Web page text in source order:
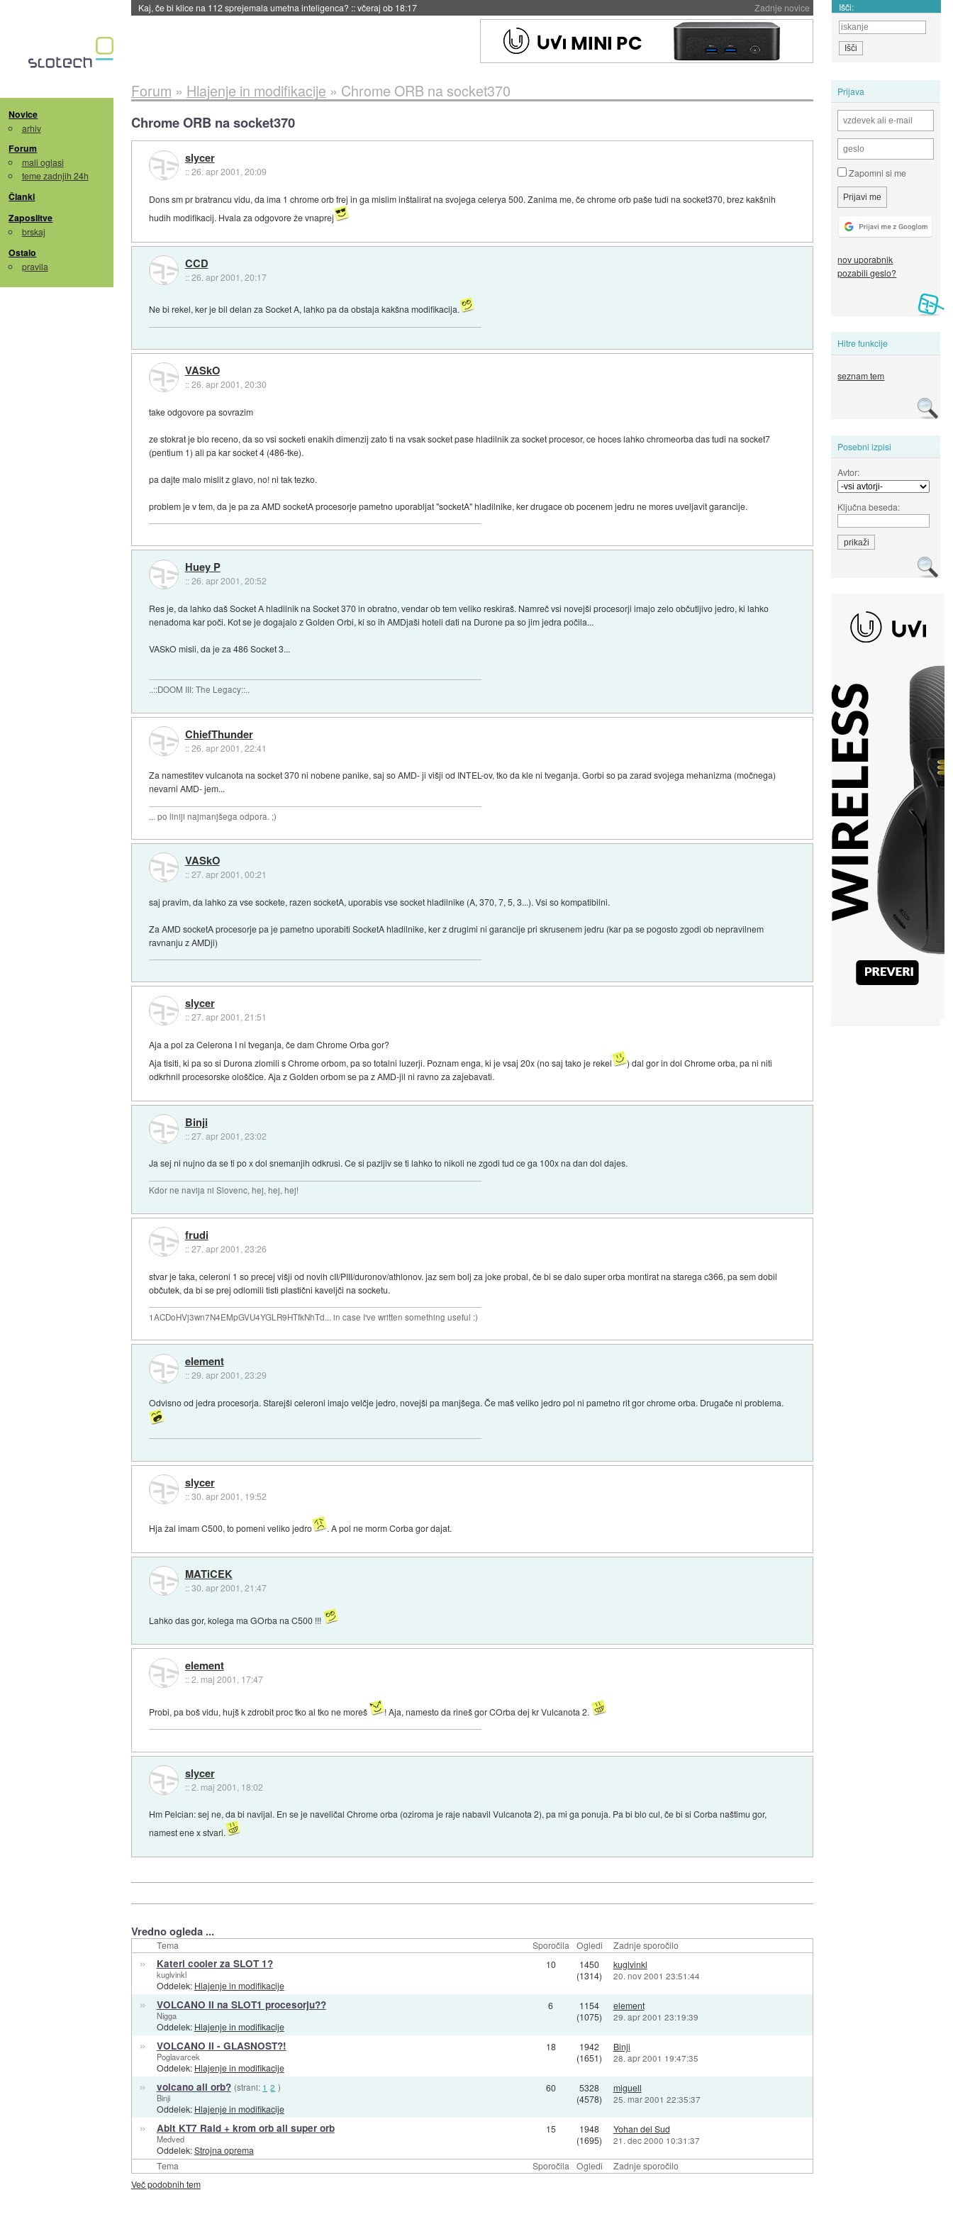
Zadnje novice
Kaj, če bi klice na 112 sprejemala umetna inteligenca? ::včeraj ob 18:17 Išči:
Novice
arhiv
Forum
mali oglasi
teme zadnjih 24h
Članki
Zaposlitve
brskaj
Ostalo
pravila
Prijava
Zapomni si me
nov uporabnik
pozabili geslo?
Hitre funkcije
seznam tem
Posebni izpisi
Avtor:
Ključna beseda:
Forum » Hlajenje in modifikacije » Chrome ORB na socket370
Chrome ORB na socket370
slycer
::26. apr 2001, 20:09
Dons sm pr bratrancu vidu, da ima 1 chrome orb frej in ga mislim inštalirat na svojega celerya 500. Zanima me, če chrome orb paše tudi na socket370, brez kakšnih
hudih modifikacij. Hvala za odgovore že vnaprej
CCD
::26. apr 2001, 20:17
Ne bi rekel, ker je bil delan za Socket A, lahko pa da obstaja kakšna modifikacija.
VASkO
::26. apr 2001, 20:30
take odgovore pa sovrazim
ze stokrat je blo receno, da so vsi socketi enakih dimenzij zato ti na vsak socket pase hladilnik za socket procesor, ce hoces lahko chromeorba das tudi na socket7
(pentium 1) ali pa kar socket 4 (486-tke).
pa dajte malo mislit z glavo, no! ni tak tezko.
problem je v tem, da je pa za AMD socketA procesorje pametno uporabljat "socketA" hladilnike, ker drugace ob pocenem jedru ne mores uveljavit garancije.
Huey P
::26. apr 2001, 20:52
Res je, da lahko daš Socket A hladilnik na Socket 370 in obratno, vendar ob tem veliko reskiraš. Namreč vsi novejši procesorji imajo zelo občutljivo jedro, ki lahko
nenadoma kar poči. Kot se je dogajalo z Golden Orbi, ki so ih AMDjaši hoteli dati na Durone pa so jim jedra počila...
VASkO misli, da je za 486 Socket 3...
..::DOOM III: The Legacy::..
ChiefThunder
::26. apr 2001, 22:41
Za namestitev vulcanota na socket 370 ni nobene panike, saj so AMD- ji višji od INTEL-ov, tko da kle ni tveganja. Gorbi so pa zarad svojega mehanizma (močnega)
nevarni AMD- jem...
... po liniji najmanjšega odpora. ;)
VASkO
::27. apr 2001, 00:21
saj pravim, da lahko za vse sockete, razen socketA, uporabis vse socket hladilnike (A, 370, 7, 5, 3...). Vsi so kompatibilni.
Za AMD socketA procesorje pa je pametno uporabiti SocketA hladilnike, ker z drugimi ni garancije pri skrusenem jedru (kar pa se pogosto zgodi ob nepravilnem
ravnanju z AMDji)
slycer
::27. apr 2001, 21:51
Aja a pol za Celerona I ni tveganja, če dam Chrome Orba gor?
Aja tisiti, ki pa so si Durona zlomili s Chrome orbom, pa so totalni luzerji. Poznam enga, ki je vsaj 20x (no saj tako je rekel
) dal gor in dol Chrome orba, pa ni niti
odkrhnil procesorske ološčice. Aja z Golden orbom se pa z AMD-jil ni ravno za zajebavati.
Binji
::27. apr 2001, 23:02
Ja sej ni nujno da se ti po x dol snemanjih odkrusi. Ce si pazljiv se ti lahko to nikoli ne zgodi tud ce ga 100x na dan dol dajes.
Kdor ne navija ni Slovenc, hej, hej, hej!
frudi
::27. apr 2001, 23:26
stvar je taka, celeroni 1 so precej višji od novih cII/PIII/duronov/athlonov. jaz sem bolj za joke probal, če bi se dalo super orba montirat na starega c366, pa sem dobil
občutek, da bi se prej odlomili tisti plastični kaveljči na socketu.
1ACDoHVj3wn7N4EMpGVU4YGLR9HTfkNhTd... in case I've written something useful :)
element
::29. apr 2001, 23:29
Odvisno od jedra procesorja. Starejši celeroni imajo velčje jedro, novejši pa manjšega. Če maš veliko jedro pol ni pametno rit gor chrome orba. Drugače ni problema.
slycer
::30. apr 2001, 19:52
Hja žal imam C500, to pomeni veliko jedro . A pol ne morm Corba gor dajat.
MATiCEK
::30. apr 2001, 21:47
Lahko das gor, kolega ma GOrba na C500 !!!
element
::2. maj 2001, 17:47
Probi, pa boš vidu, hujš k zdrobit proc tko al tko ne moreš ! Aja, namesto da rineš gor COrba dej kr Vulcanota 2.
slycer
::2. maj 2001, 18:02
Hm Pelcian: sej ne, da bi navijal. En se je naveličal Chrome orba (oziroma je raje nabavil Vulcanota 2), pa mi ga ponuja. Pa bi blo cul, če bi si Corba naštimu gor,
namest ene x stvari.
Vredno ogleda ...
Tema Sporočila Ogledi Zadnje sporočilo
Tema Sporočila Ogledi Zadnje sporočilo
» Kateri cooler za SLOT 1?
kuglvinkl
Oddelek: Hlajenje in modifikacije
10
1450
(1314)
kuglvinkl
20. nov 2001 23:51:44
» VOLCANO II na SLOT1 procesorju??
Nigga
Oddelek: Hlajenje in modifikacije
6
1154
(1075)
element
29. apr 2001 23:19:39
» VOLCANO II - GLASNOST?!
Poglavarcek
Oddelek: Hlajenje in modifikacije
18
1942
(1651)
Binji
28. apr 2001 19:47:35
» volcano ali orb? (strani: 1 2 )
Binji
Oddelek: Hlajenje in modifikacije
60
5328
(4578)
miguell
25. mar 2001 22:35:37
» Abit KT7 Raid + krom orb ali super orb
Medved
Oddelek:Strojna oprema
15
1948
(1695)
Yohan del Sud
21. dec 2000 10:31:37
Več podobnih tem